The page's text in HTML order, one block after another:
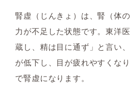
腎虚（じんきょ）は、腎（体
力が不足した状態です。東洋
蔵し、精は目に通ず」と言い
が低下し、目が疲れやすくな
で腎虚になります。